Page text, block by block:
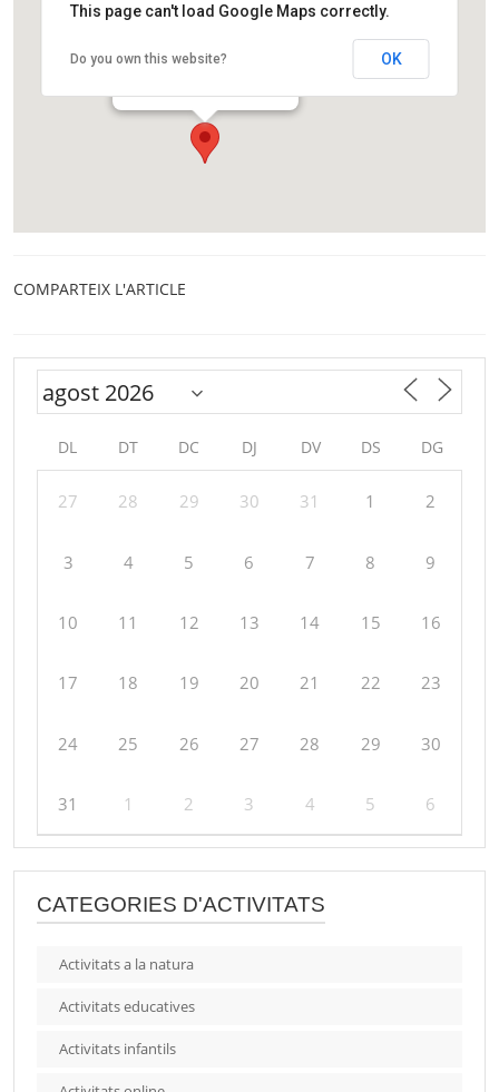
Centre Cívic Baró de Viver
C. de Quito, 8-10
This page can't load Google Maps correctly.
Do you own this website? OK
COMPARTEIX L'ARTICLE
DL DT DC DJ DV DS DG
27 28 29 30 31 1 2
3 4 5 6 7 8 9
10 11 12 13 14 15 16
17 18 19 20 21 22 23
24 25 26 27 28 29 30
31 1 2 3 4 5 6
CATEGORIES D'ACTIVITATS
Activitats a la natura
Activitats educatives
Activitats infantils